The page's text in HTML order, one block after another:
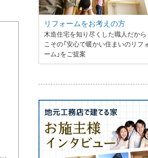
リフォームをお考えの方
木造住宅を知り尽くした職人だから
こその「安心で暖かい住まいのリフ
ーム」をご提案